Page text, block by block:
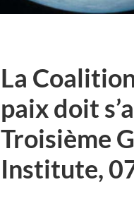
La
paix doit
Troisième
Institute,